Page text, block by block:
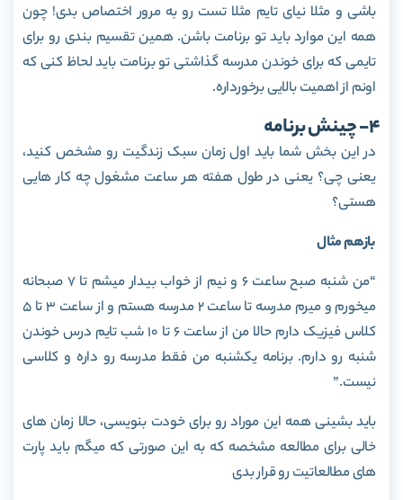
باشی و مثلا نیای تایم مثلا تست رو به مرور اختصاص بدی! چون
همه این موارد باید تو برنامت باشن. همین تقسیم بندی رو برای
تایمی که برای خوندن مدرسه گذاشتی تو برنامت باید لحاظ کنی که
اونم از اهمیت بالایی برخورداره.
4- چینش برنامه
در این بخش شما باید اول زمان سبک زندگیت رو مشخص کنید،
یعنی چی؟ یعنی در طول هفته هر ساعت مشغول چه کار هایی
هستی؟
بازهم مثال
“من شنبه صبح ساعت 6 و نیم از خواب بیدار میشم تا 7 صبحانه
میخورم و میرم مدرسه تا ساعت 2 مدرسه هستم و از ساعت 3 تا 5
کلاس فیزیک دارم حالا من از ساعت 6 تا 10 شب تایم درس خوندن
شنبه رو دارم. برنامه یکشنبه من فقط مدرسه رو داره و کلاسی
نیست.”
باید بشینی همه این موراد رو برای خودت بنویسی، حالا زمان های
خالی برای مطالعه مشخصه که به این صورتی که میگم باید پارت
های مطالعاتیت رو قرار بدی